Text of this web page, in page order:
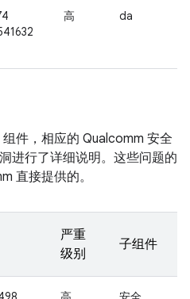
高 da
件，相应的 Qualcomm 安全
进行了详细说明。这些问题的
直接提供的。
严重
级别
子组件